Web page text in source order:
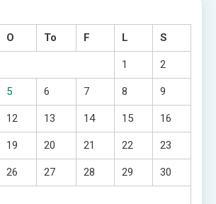
O To F L S
1 2
5 6 7 8 9
12 13 14 15 16
19 20 21 22 23
26 27 28 29 30